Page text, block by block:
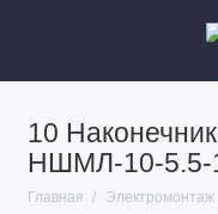
10
НШМЛ-10-
Главная Электромонтаж